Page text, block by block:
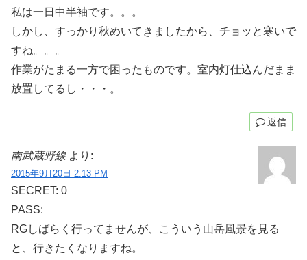
私は一日中半袖です。。。
しかし、すっかり秋めいてきましたから、チョッと寒いで
すね。。。
作業がたまる一方で困ったものです。室内灯仕込んだまま
放置してるし・・・。
返信
南武蔵野線 より:
2015年9月20日 2:13 PM
SECRET: 0
PASS:
RGしばらく行ってませんが、こういう山岳風景を見る
と、行きたくなりますね。